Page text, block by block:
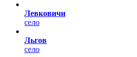
Левковичи
село
Льгов
село